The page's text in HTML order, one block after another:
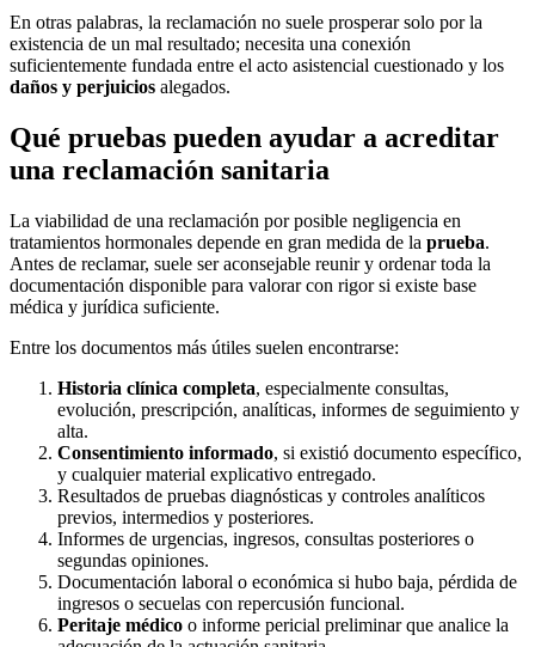
En otras palabras, la reclamación no suele prosperar solo por la
existencia de un mal resultado; necesita una conexión
suficientemente fundada entre el acto asistencial cuestionado y los
daños y perjuicios alegados.
Qué pruebas pueden ayudar a acreditar
una reclamación sanitaria
La viabilidad de una reclamación por posible negligencia en
tratamientos hormonales depende en gran medida de la prueba.
Antes de reclamar, suele ser aconsejable reunir y ordenar toda la
documentación disponible para valorar con rigor si existe base
médica y jurídica suficiente.
Entre los documentos más útiles suelen encontrarse:
Historia clínica completa, especialmente consultas,
evolución, prescripción, analíticas, informes de seguimiento y
alta.
Consentimiento informado, si existió documento específico,
y cualquier material explicativo entregado.
Resultados de pruebas diagnósticas y controles analíticos
previos, intermedios y posteriores.
Informes de urgencias, ingresos, consultas posteriores o
segundas opiniones.
Documentación laboral o económica si hubo baja, pérdida de
ingresos o secuelas con repercusión funcional.
Peritaje médico o informe pericial preliminar que analice la